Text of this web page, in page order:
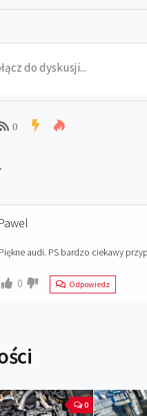
0
Pawel
Piękne audi. PS bardzo ciekawy
0 Odpowiedz
0